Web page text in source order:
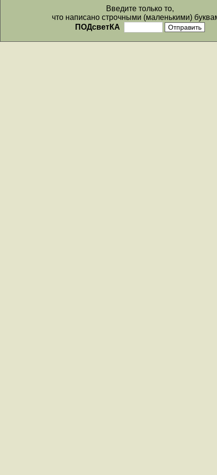
Введите только то,
что написано строчными (маленькими)
ПОДсветКА